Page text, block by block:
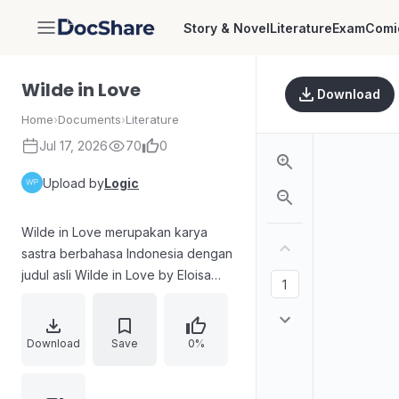
DocShare Story & NovelLiteratureExam
Wilde in Love
Home›Documents›Literature
Jul 17, 2026 70 0
Upload byLogic
Wilde in Love merupakan karya
sastra berbahasa Indonesia dengan
judul asli Wilde in Love by Eloisa
penerbitan, alih bahasa,
penyuntingan, dan desain sampul.
Download Save 0%
Download